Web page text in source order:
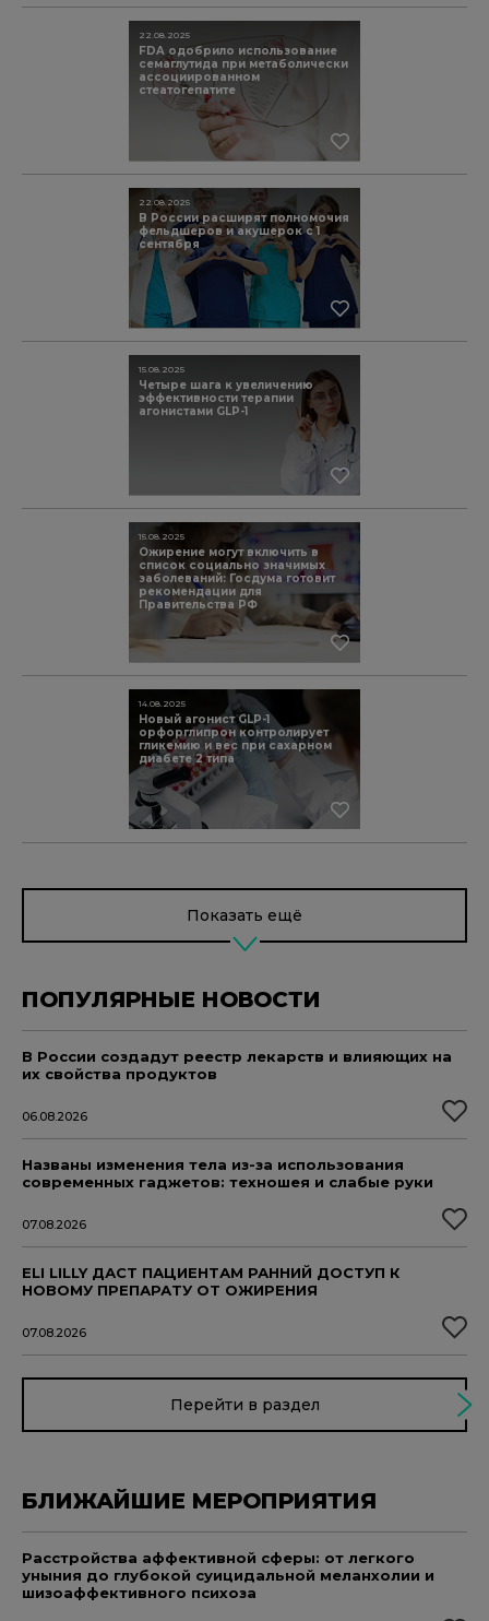
FDA одобрило использование
семаглутида при метаболически
ассоциированном
стеатогепатите
22.08.2025
В России расширят полномочия
фельдшеров и акушерок с 1
сентября
22.08.2025
Четыре шага к увеличению
эффективности терапии
агонистами GLP-1
15.08.2025
Ожирение могут включить в
список социально значимых
заболеваний: Госдума готовит
рекомендации для
Правительства РФ
15.08.2025
Новый агонист GLP-1
орфорглипрон контролирует
гликемию и вес при сахарном
диабете 2 типа
14.08.2025
Показать ещё
ПОПУЛЯРНЫЕ НОВОСТИ
В России создадут реестр лекарств и влияющих на
их свойства продуктов
06.08.2026
Названы изменения тела из-за использования
современных гаджетов: техношея и слабые руки
07.08.2026
ELI LILLY ДАСТ ПАЦИЕНТАМ РАННИЙ ДОСТУП К
НОВОМУ ПРЕПАРАТУ ОТ ОЖИРЕНИЯ
07.08.2026
Перейти в раздел
БЛИЖАЙШИЕ МЕРОПРИЯТИЯ
Расстройства аффективной сферы: от легкого
уныния до глубокой суицидальной меланхолии и
шизоаффективного психоза